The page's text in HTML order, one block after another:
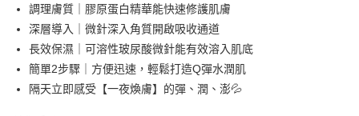
台灣樂天信用卡公司
AFTEE先享後付
相關說明
AFTEE先享後付是「在收到商品之後才付款」的支付方式。 讓您購物簡單
便利好安心！
ATM付款
調理膚質｜膠原蛋白精華能快速修護肌膚
深層導入｜微針深入角質開啟吸收通道
長效保濕｜可溶性玻尿酸微針能有效溶入肌底
簡單2步驟｜方便迅速，輕鬆打造Q彈水潤肌
隔天立即感受【一夜煥膚】的彈、潤、澎💦